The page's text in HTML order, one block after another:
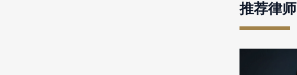
推荐律师